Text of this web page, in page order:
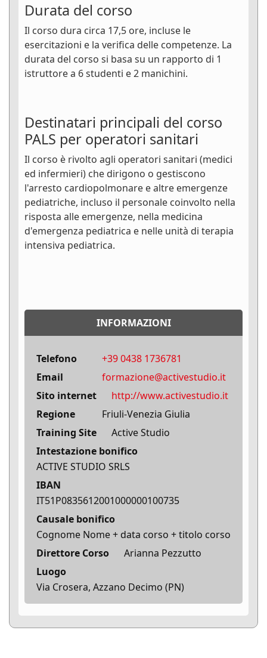
Durata del corso
Il corso dura circa 17,5 ore, incluse le
esercitazioni e la verifica delle competenze. La
durata del corso si basa su un rapporto di 1
istruttore a 6 studenti e 2 manichini.
Destinatari principali del corso
PALS per operatori sanitari
Il corso è rivolto agli operatori sanitari (medici
ed infermieri) che dirigono o gestiscono
l'arresto cardiopolmonare e altre emergenze
pediatriche, incluso il personale coinvolto nella
risposta alle emergenze, nella medicina
d'emergenza pediatrica e nelle unità di terapia
intensiva pediatrica.
INFORMAZIONI
Telefono
+39 0438 1736781
Email
formazione@activestudio.it
Sito internet
http://www.activestudio.it
Regione
Friuli-Venezia Giulia
Training Site
Active Studio
Intestazione bonifico
ACTIVE STUDIO SRLS
IBAN
IT51P0835612001000000100735
Causale bonifico
Cognome Nome + data corso + titolo corso
Direttore Corso
Arianna Pezzutto
Luogo
Via Crosera, Azzano Decimo (PN)